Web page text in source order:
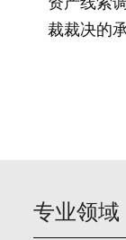
裁裁决的
专业领域